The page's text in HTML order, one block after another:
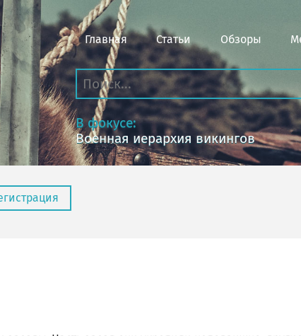
Главная Статьи Обзоры
В фокусе:
Военная иерархия викингов